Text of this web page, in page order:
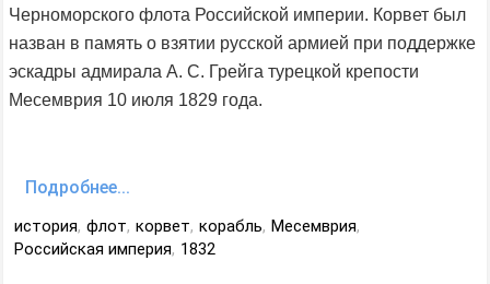
Черноморского флота Российской империи. Корвет был
назван в память о взятии русской армией при поддержке
эскадры адмирала А. С. Грейга турецкой крепости
Месемврия 10 июля 1829 года.
Подробнее...
история, флот, корвет, корабль, Месемврия,
Российская империя, 1832